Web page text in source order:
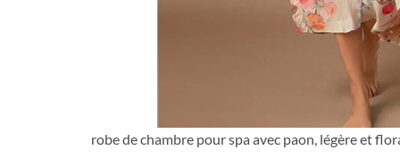
robe de chambre pour spa avec paon, légère et